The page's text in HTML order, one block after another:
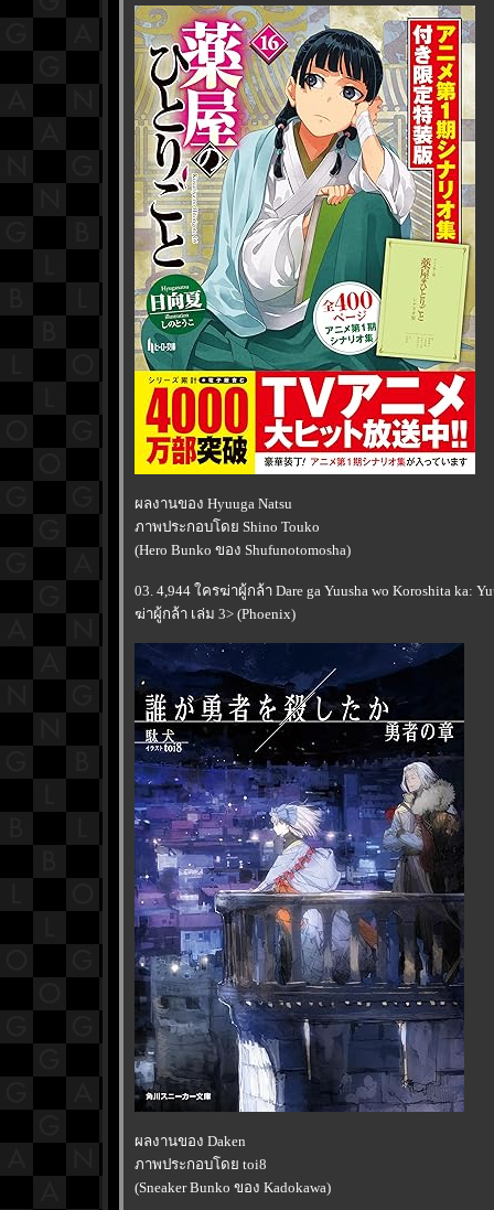
ผลงานของ Hyuuga Natsu
ภาพประกอบโดย Shino Touko
(Hero Bunko ของ Shufunotomosha)
03. 4,944 ใครฆ่าผู้กล้า Dare ga Yuusha wo Koroshita ka:
ฆ่าผู้กล้า เล่ม 3> (Phoenix)
ผลงานของ Daken
ภาพประกอบโดย toi8
(Sneaker Bunko ของ Kadokawa)